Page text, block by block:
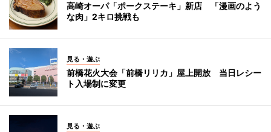
高崎オーパ「ポークステーキ」新店 「漫画のよう
な肉」2キロ挑戦も
見る・遊ぶ
前橋花火大会「前橋リリカ」屋上開放 当日レシー
ト入場制に変更
見る・遊ぶ